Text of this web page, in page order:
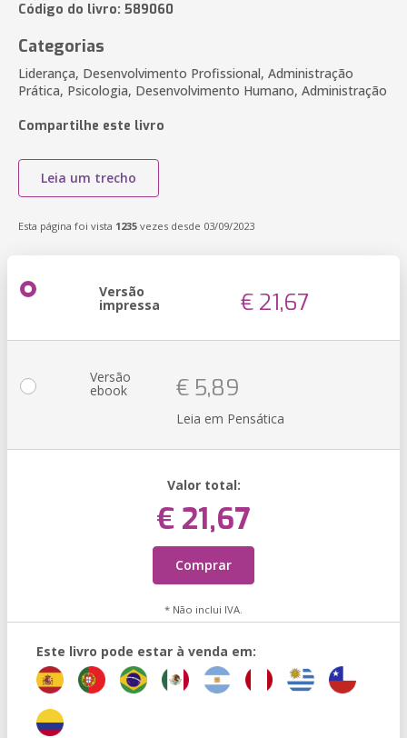
Código do livro: 589060
Categorias
Liderança, Desenvolvimento Profissional, Administração
Prática, Psicologia, Desenvolvimento Humano, Administração
Compartilhe este livro
Leia um trecho
Esta página foi vista 1235 vezes desde 03/09/2023
Versão
impressa € 21,67
Versão
ebook € 5,89
Leia em Pensática
Valor total:
€ 21,67
Comprar
* Não inclui IVA.
Este livro pode estar à venda em: